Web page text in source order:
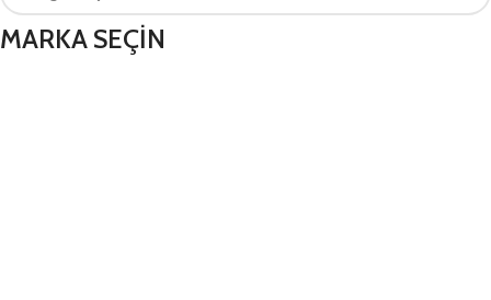
MARKA SEÇİN